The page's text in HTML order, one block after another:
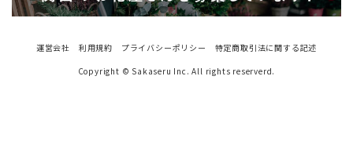
運営会社 利用規約 プライバシーポリシー
特定商取引法に関する記述
Copyright © Sakaseru Inc. All rights reserverd.